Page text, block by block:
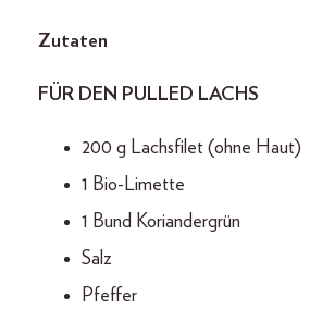
Zutaten
FÜR DEN PULLED LACHS
200 g Lachsfilet (ohne Haut)
1 Bio-Limette
1 Bund Koriandergrün
Salz
Pfeffer